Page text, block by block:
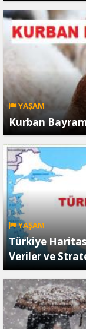
YAŞAM
Kurban
YAŞAM
Türkiye
Veriler ve